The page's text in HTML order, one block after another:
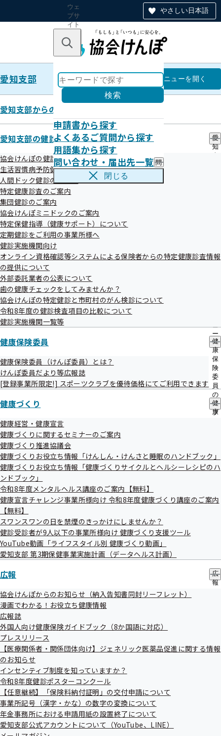
やさしい日本語
ウェ
ブサ
イト
のナ
ン
キーワードで探す
検索
申請書から探す
よくあるご質問から探す
用語集から探す
問い合わせ・届出先一覧 問
い
の
ュ
閉じる
愛知支部 愛知支部
メニューを開く
愛知支部からのお知らせ
愛知支部の健診・保健指導のご案内
愛
知
ご
案
ー
協会けんぽの健診事業について
生活習慣病予防健診のご案内
人間ドック健診のご案内
特定健康診査のご案内
集団健診のご案内
協会けんぽミニドックのご案内
特定保健指導（健康サポート）について
定期健診をご利用の事業所様へ
健診実施機関向け
オンライン資格確認等システムによる保険者からの特定健康診査情報
の提供について
外部委託業者の公表について
歯の健康チェックをしてみませんか？
協会けんぽの特定健診と市町村のがん検診について
令和8年度の健診検査項目の比較について
健診実施機関一覧等
健康保険委員
健
康
保
険
委
員
の
サ
ブ
健康保険委員（けんぽ委員）とは？
けんぽ委員だより等広報誌
[登録事業所限定!] スポーツクラブを優待価格にてご利用できます
健康づくり
健
康
サ
ブ
ー
健康経営・健康宣言
健康づくりに関するセミナーのご案内
健康づくり推進協議会
健康づくりお役立ち情報「けんしん・けんさと睡眠のハンドブック」
健康づくりお役立ち情報「健康づくりサイクルとヘルシーレシピのハ
ンドブック」
令和8年度メンタルヘルス講座のご案内【無料】
健康宣言チャレンジ事業所様向け 令和8年度健康づくり講座のご案内
【無料】
スワンスワンの日を禁煙のきっかけにしませんか？
健診受診者が9人以下の事業所様向け 健康づくり支援ツール
YouTube動画「ライフスタイル別 健康づくり動画」
愛知支部 第3期保健事業実施計画（データヘルス計画）
広報
広
報
ー
協会けんぽからのお知らせ（納入告知書同封リーフレット）
漫画でわかる！お役立ち健康情報
広報誌
外国人向け健康保険ガイドブック（8か国語に対応）
プレスリリース
【医療関係者・関係団体向け】ジェネリック医薬品促進に関する情報
のお知らせ
インセンティブ制度を知っていますか？
令和8年度健診ポスターコンクール
【任意継続】「保険料納付証明」の交付申請について
事業所記号（漢字・かな）の数字の変換について
年金事務所における申請用紙の設置終了について
愛知支部公式アカウントについて（YouTube、LINE）
【医療関係者・関係団体向け】
ジェネリック医薬品促進に関する
情報のお知らせ
令和07年11月28日
ジェネリック医薬品使用促進ツールのご紹
介
1.ジェネリック医薬品（後発医薬品）実績リス
ト
ジェネリック医薬品（後発医薬品）実績リストとは、医療機
関および薬局におけるジェネリック医薬品に係る採用品目を
サポートするため、実際によく使われているジェネリック医
薬品の処方実績やその一般名、薬価等の情報を記載したリス
トです。
ご利用の前にご確認ください
本リストは
特定のジェネリック医薬品（後発医薬品）を推奨する
ものではありません。
医療機関・薬局にて後発医薬品の採用をご検討いただ
く際の参考資料としてご活用ください。
愛知県内に所在する医療機関や薬局での処方実績（令
和7年4月診療分のレセプト）に基づいて作成していま
す。
その他留意事項は本リストの表紙をご確認ください
本リストの再配布はご遠慮ください
愛知県版
ジェネリック医薬品（後発医薬品）実績リスト
ジェネリック医薬品（後発医薬品）実績リスト